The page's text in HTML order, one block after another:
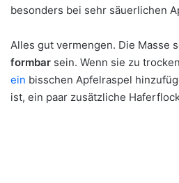
besonders bei sehr säuerlichen
Alles gut vermengen. Die Masse
formbar sein. Wenn sie zu
ein bisschen Apfelraspel
ist, ein paar zusätzliche